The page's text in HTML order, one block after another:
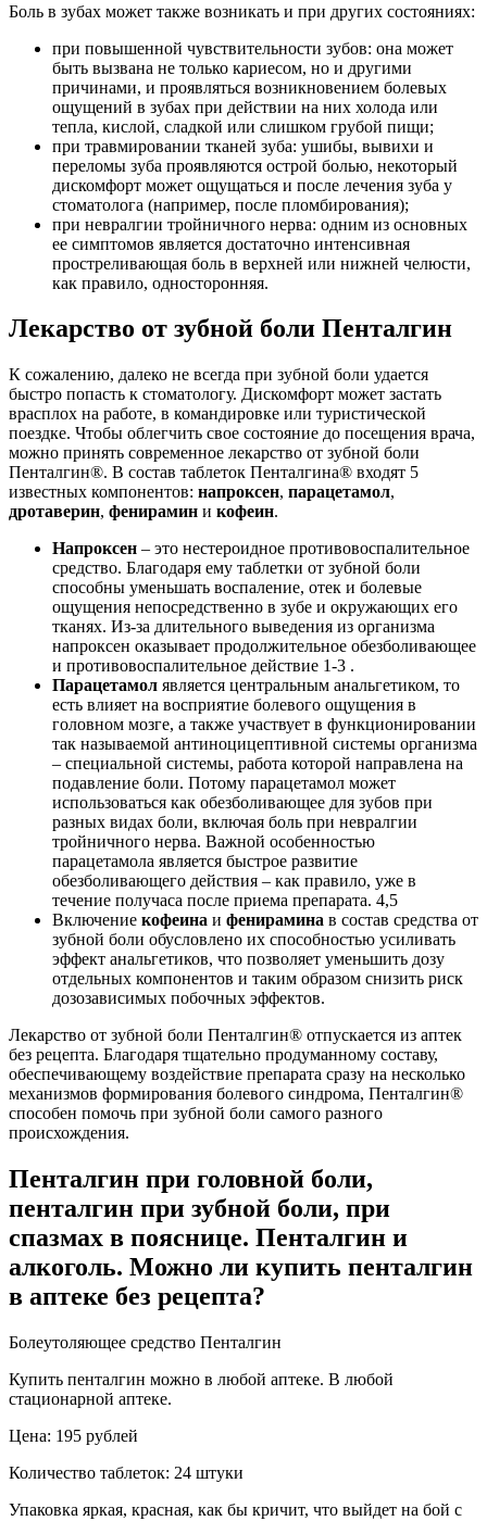
Боль в зубах может также возникать и при других состояниях:
при повышенной чувствительности зубов: она может
быть вызвана не только кариесом, но и другими
причинами, и проявляться возникновением болевых
ощущений в зубах при действии на них холода или
тепла, кислой, сладкой или слишком грубой пищи;
при травмировании тканей зуба: ушибы, вывихи и
переломы зуба проявляются острой болью, некоторый
дискомфорт может ощущаться и после лечения зуба у
стоматолога (например, после пломбирования);
при невралгии тройничного нерва: одним из основных
ее симптомов является достаточно интенсивная
простреливающая боль в верхней или нижней челюсти,
как правило, односторонняя.
Лекарство от зубной боли Пенталгин
К сожалению, далеко не всегда при зубной боли удается
быстро попасть к стоматологу. Дискомфорт может застать
врасплох на работе, в командировке или туристической
поездке. Чтобы облегчить свое состояние до посещения врача,
можно принять современное лекарство от зубной боли
Пенталгин®. В состав таблеток Пенталгина® входят 5
известных компонентов: напроксен, парацетамол,
дротаверин, фенирамин и кофеин.
Напроксен – это нестероидное противовоспалительное
средство. Благодаря ему таблетки от зубной боли
способны уменьшать воспаление, отек и болевые
ощущения непосредственно в зубе и окружающих его
тканях. Из-за длительного выведения из организма
напроксен оказывает продолжительное обезболивающее
и противовоспалительное действие 1-3 .
Парацетамол является центральным анальгетиком, то
есть влияет на восприятие болевого ощущения в
головном мозге, а также участвует в функционировании
так называемой антиноцицептивной системы организма
– специальной системы, работа которой направлена на
подавление боли. Потому парацетамол может
использоваться как обезболивающее для зубов при
разных видах боли, включая боль при невралгии
тройничного нерва. Важной особенностью
парацетамола является быстрое развитие
обезболивающего действия – как правило, уже в
течение получаса после приема препарата. 4,5
Включение кофеина и фенирамина в состав средства от
зубной боли обусловлено их способностью усиливать
эффект анальгетиков, что позволяет уменьшить дозу
отдельных компонентов и таким образом снизить риск
дозозависимых побочных эффектов.
Лекарство от зубной боли Пенталгин® отпускается из аптек
без рецепта. Благодаря тщательно продуманному составу,
обеспечивающему воздействие препарата сразу на несколько
механизмов формирования болевого синдрома, Пенталгин®
способен помочь при зубной боли самого разного
происхождения.
Пенталгин при головной боли,
пенталгин при зубной боли, при
спазмах в пояснице. Пенталгин и
алкоголь. Можно ли купить пенталгин
в аптеке без рецепта?
Болеутоляющее средство Пенталгин
Купить пенталгин можно в любой аптеке. В любой
стационарной аптеке.
Цена: 195 рублей
Количество таблеток: 24 штуки
Упаковка яркая, красная, как бы кричит, что выйдет на бой с